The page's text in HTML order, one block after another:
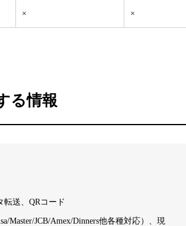
× ×
る情報
転送、QRコード
Master/JCB/Amex/Dinners他各種対応）、現